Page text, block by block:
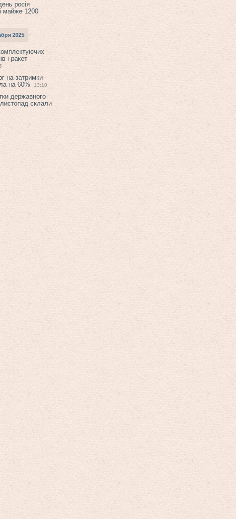
росія
майже 1200
2025
і ракет
на затримки
на 60%
13:10
державного
склали